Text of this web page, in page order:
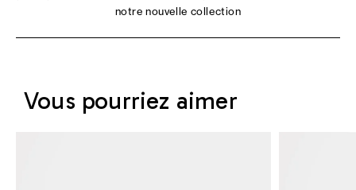
notre nouvelle collection
Vous pourriez aimer